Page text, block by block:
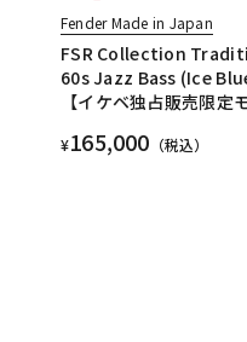
Fender Made in Japan
FSR Collection
60s Jazz Bass (Ice
【イケベ独占販売限定
¥165,000 （税込）